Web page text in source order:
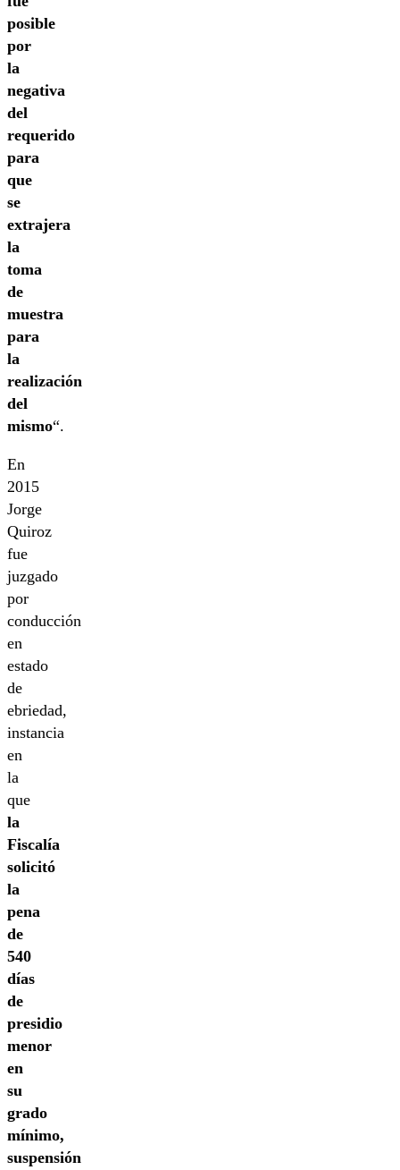
posible
por
la
negativa
del
requerido
para
que
se
extrajera
la
toma
de
muestra
para
la
realización
del
mismo“.
En
2015
Jorge
Quiroz
fue
juzgado
por
conducción
en
estado
de
ebriedad,
instancia
en
la
que
la
Fiscalía
solicitó
la
pena
de
540
días
de
presidio
menor
en
su
grado
mínimo,
suspensión